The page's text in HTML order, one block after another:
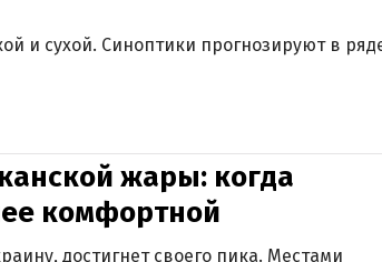
и сухой. Синоптики прогнозируют в
жары: когда
комфортной
достигнет своего пика. Местами